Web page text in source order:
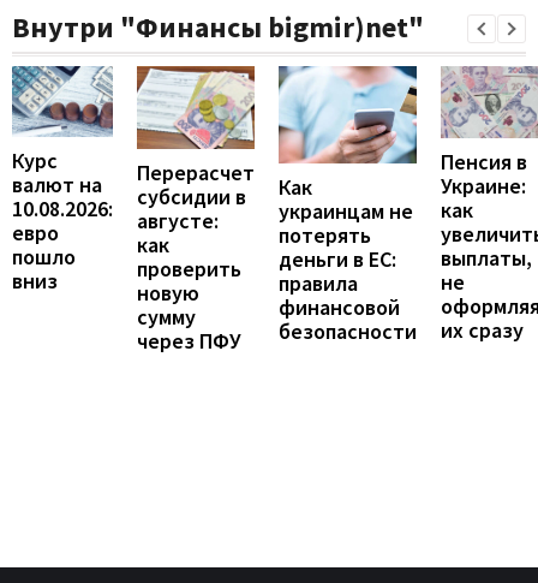
Внутри "Финансы bigmir)net"
Курс
валют на
10.08.2026:
евро
пошло
вниз
Перерасчет
субсидии в
августе:
как
проверить
новую
сумму
через ПФУ
Как
украинцам не
потерять
деньги в ЕС:
правила
финансовой
безопасности
Пенсия в
Украине:
как
выплаты,
не
их сразу